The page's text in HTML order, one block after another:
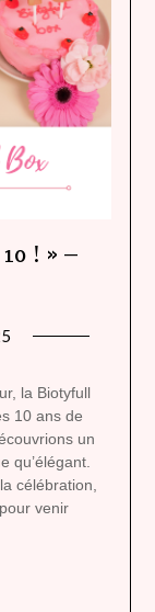
! » –
heavenly
la Biotyfull
10 ans de
un
qu’élégant.
célébration,
venir